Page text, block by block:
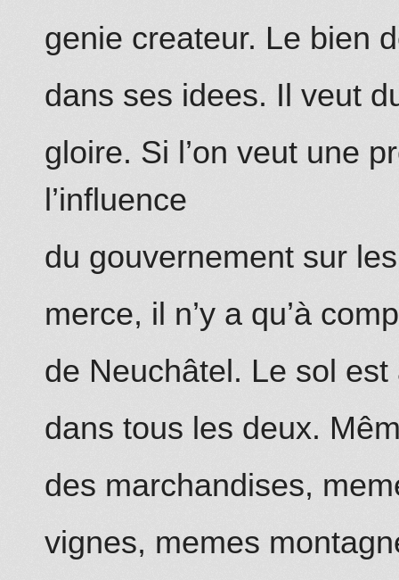
genie createur. Le bien
dans ses idees. Il veut
gloire. Si l’on veut une
l’influence
du gouvernement sur
merce, il n’y a qu’à
de Neuchâtel. Le sol
dans tous les deux.
des marchandises,
vignes, memes